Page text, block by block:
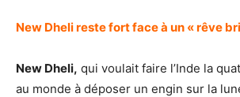
New Dheli reste fort face à un « rêve
New Dheli, qui voulait faire l’Inde la
au monde à déposer un engin sur la